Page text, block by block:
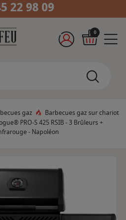
22 98 09
0
gaz
Barbecues gaz sur chariot
PRO-S 425 RSIB - 3 Brûleurs +
- Napoléon